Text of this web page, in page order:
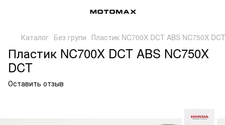
Каталог Без групи Пластик NC700X DCT ABS NC750X DCT
Пластик NC700X DCT ABS NC750X
DCT
Оставить отзыв